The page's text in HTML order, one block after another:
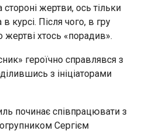
стороні жертви, ось тільки
курсі. Після чого, в гру
хтось «порадив».
героїчно справлявся з
з ініціаторами
починає співпрацювати з
Сергієм